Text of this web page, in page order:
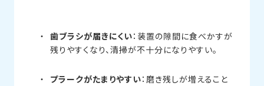
歯ブラシが届きにくい：装置の隙間に食べかすが
残りやすくなり、清掃が不十分になりやすい。
プラークがたまりやすい：磨き残しが増えること